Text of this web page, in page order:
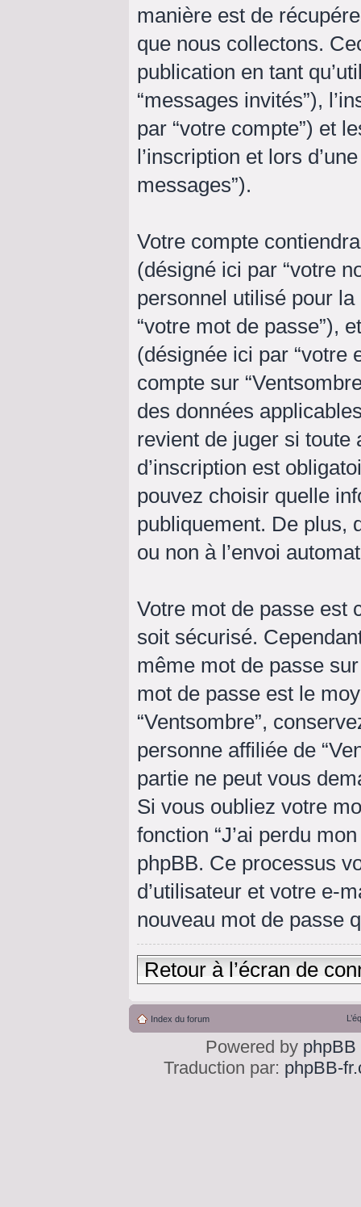
manière est de
que nous collectons.
publication en tant
“messages invités”),
par “votre compte”) et
l’inscription et lors
messages”).
Votre compte
(désigné ici par “votre
personnel utilisé pour
“votre mot de passe”),
(désignée ici par “votre
compte sur
des données
revient de juger si toute
d’inscription est
pouvez choisir quelle
publiquement. De plus,
ou non à l’envoi
Votre mot de passe est
soit sécurisé.
même mot de passe
mot de passe est le
“Ventsombre”,
personne affiliée de
partie ne peut vous
Si vous oubliez votre
fonction “J’ai perdu
phpBB. Ce processus
d’utilisateur et votre e-
nouveau mot de passe
Retour à l’écran de
Index du forum
Powered by phpBB
Traduction par: phpBB-